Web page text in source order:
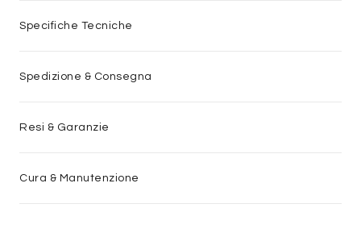
Specifiche Tecniche
Spedizione & Consegna
Resi & Garanzie
Cura & Manutenzione